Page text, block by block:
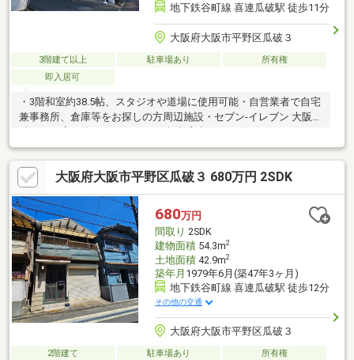
地下鉄谷町線 喜連瓜破駅 徒歩11分
大阪府大阪市平野区瓜破３
3階建て以上 駐車場あり
所有権
即入居可
・3階和室約38.5帖、スタジオや道場に使用可能・自営業者で自宅
兼事務所、倉庫等をお探しの方周辺施設・セブン-イレブン 大阪瓜
破３丁目店（約30ｍ）・イオン喜連瓜破ショッピングセンター
（約822m）・スギ薬局瓜破店 （約555m）・コーナン平野瓜破店
（約650m）
大阪府大阪市平野区瓜破３ 680万円 2SDK
680万円
間取り 2SDK
建物面積54.3m2
土地面積42.9m2
築年月 1979年6月(築47年3ヶ月)
地下鉄谷町線 喜連瓜破駅 徒歩12分
その他の交通
大阪府大阪市平野区瓜破３
2階建て 駐車場あり
所有権